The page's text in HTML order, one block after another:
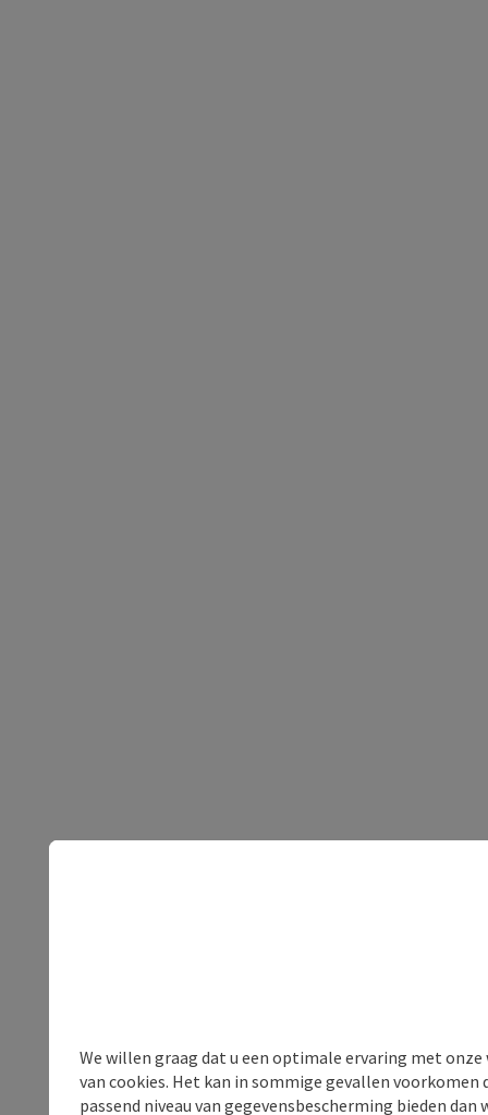
We willen graag dat u een optimale ervaring met
van cookies. Het kan in sommige gevallen voorkomen
passend niveau van gegevensbescherming bieden